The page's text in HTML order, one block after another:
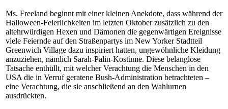
Ms. Freeland beginnt mit einer kleinen Anekdote, dass während der
Halloween-Feierlichkeiten im letzten Oktober zusätzlich zu den
altehrwürdigen Hexen und Dämonen die gegenwärtigen Ereignisse
viele Feiernde auf den Straßenpartys im New Yorker Stadtteil
Greenwich Village dazu inspiriert hatten, ungewöhnliche Kleidung
anzuziehen, nämlich Sarah-Palin-Kostüme. Diese belanglose
Tatsache enthüllt, mit welcher Verachtung die Menschen in den
USA die in Verruf geratene Bush-Administration betrachteten –
eine Verachtung, die sie anschließend an den Wahlurnen
ausdrückten.